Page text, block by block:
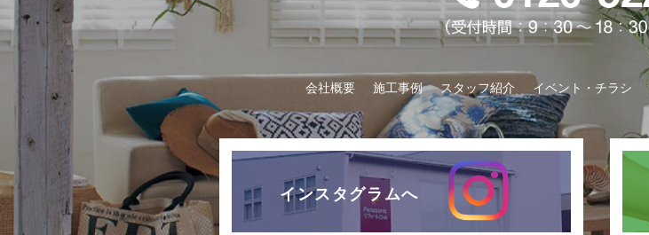
会社概要 施工事例 スタッフ紹介 イベント・チラシ
インスタグラムへ